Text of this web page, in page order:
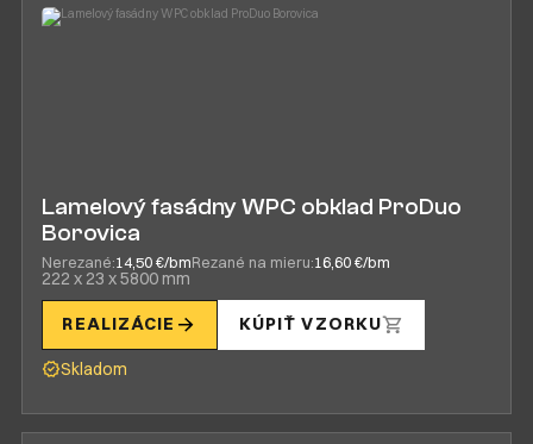
Lamelový fasádny WPC obklad ProDuo
Borovica
Nerezané:14,50 €/bmRezané na mieru:16,60 €/bm
222 x 23 x 5800 mm
REALIZÁCIE KÚPIŤ VZORKU
Skladom